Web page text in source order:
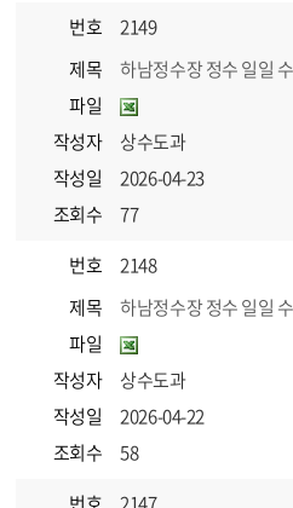
번호
2149
제목
하남정수장 정수 일일
파일
작성자
상수도과
작성일
2026-04-23
조회수
77
번호
2148
제목
하남정수장 정수 일일
파일
작성자
상수도과
작성일
2026-04-22
조회수
58